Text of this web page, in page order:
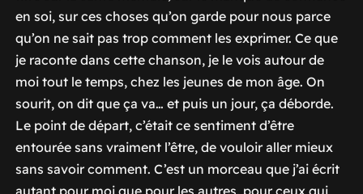
en soi, sur ces choses qu’on garde pour nous parce
qu’on ne sait pas trop comment les exprimer. Ce que
je raconte dans cette chanson, je le vois autour de
moi tout le temps, chez les jeunes de mon âge. On
sourit, on dit que ça va… et puis un jour, ça déborde.
Le point de départ, c’était ce sentiment d’être
entourée sans vraiment l’être, de vouloir aller mieux
sans savoir comment. C’est un morceau que j’ai écrit
autant pour moi que pour les autres, pour ceux qui